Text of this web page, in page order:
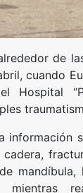
de
cuando
Hospital
información
mandíbula,
mientras